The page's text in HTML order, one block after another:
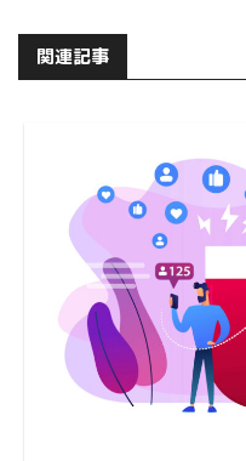
関連記事